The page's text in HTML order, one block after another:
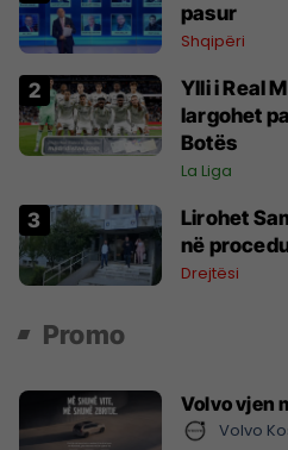
pasur
Shqipëri
Ylli i Real
largohet
Botës
La Liga
Lirohet
në
Drejtësi
Promo
Volvo vjen
Volvo